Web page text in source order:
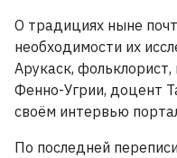
О традициях ныне
необходимости их
Арукаск,
Фенно-Угрии, доцент
своём интервью
По последней